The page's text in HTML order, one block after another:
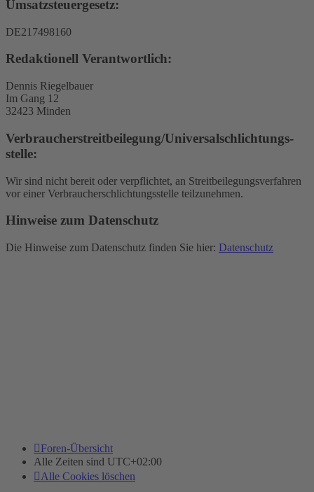
Umsatzsteuergesetz:
DE217498160
Redaktionell Verantwortlich:
Dennis Riegelbauer
Im Gang 12
32423 Minden
Verbraucher­streit­beilegung/Universal­schlichtungs­
stelle:
Wir sind nicht bereit oder verpflichtet, an Streitbeilegungsverfahren
vor einer Verbraucherschlichtungsstelle teilzunehmen.
Hinweise zum Datenschutz
Die Hinweise zum Datenschutz finden Sie hier: Datenschutz
Foren-Übersicht
Alle Zeiten sind UTC+02:00
Alle Cookies löschen